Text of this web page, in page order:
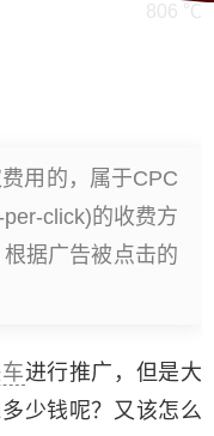
806 ℃
用的，属于CPC
click)的收费方
据广告被点击的
进行推广，但是大
少钱呢？又该怎么